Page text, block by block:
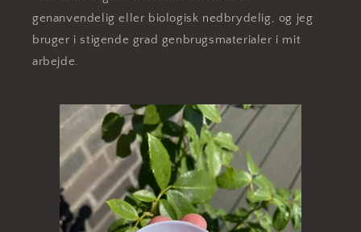
genanvendelig eller biologisk nedbrydelig, og jeg
bruger i stigende grad genbrugsmaterialer i mit
arbejde.